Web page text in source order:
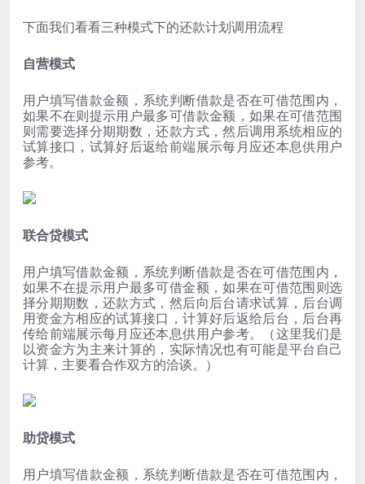
下面我们看看三种模式下的还款计划调用流程
自营模式
用户填写借款金额，系统判断借款是否在可借范围内，
如果不在则提示用户最多可借款金额，如果在可借范围
则需要选择分期期数，还款方式，然后调用系统相应的
试算接口，试算好后返给前端展示每月应还本息供用户
参考。
联合贷模式
用户填写借款金额，系统判断借款是否在可借范围内，
如果不在提示用户最多可借金额，如果在可借范围则选
择分期期数，还款方式，然后向后台请求试算，后台调
用资金方相应的试算接口，计算好后返给后台，后台再
传给前端展示每月应还本息供用户参考。（这里我们是
以资金方为主来计算的，实际情况也有可能是平台自己
计算，主要看合作双方的洽谈。）
助贷模式
用户填写借款金额，系统判断借款是否在可借范围内，